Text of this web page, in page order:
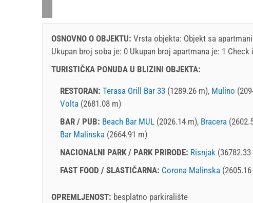
OSNOVNO O OBJEKTU: Vrsta objekta: Objekt sa
Ukupan broj soba je: 0 Ukupan broj apartmana je: 1 Check
TURISTIČKA PONUDA U BLIZINI OBJEKTA:
RESTORAN: Terasa Grill Bar 33 (1289.26 m), Mulino
Volta (2681.08 m)
BAR / PUB: Beach Bar MUL (2026.14 m), Bracera
Bar Malinska (2664.91 m)
NACIONALNI PARK / PARK PRIRODE: Risnjak
FAST FOOD / SLASTIČARNA: Corona Malinska
OPREMLJENOST: besplatno parkiralište